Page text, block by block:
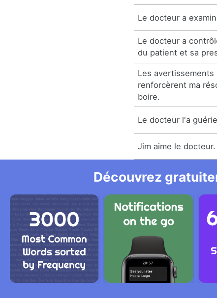
Le docteur a
Le docteur a
du patient et sa
Les
renforcèrent ma
boire.
Le docteur l'a
Jim aime le docteur.
Découvrez